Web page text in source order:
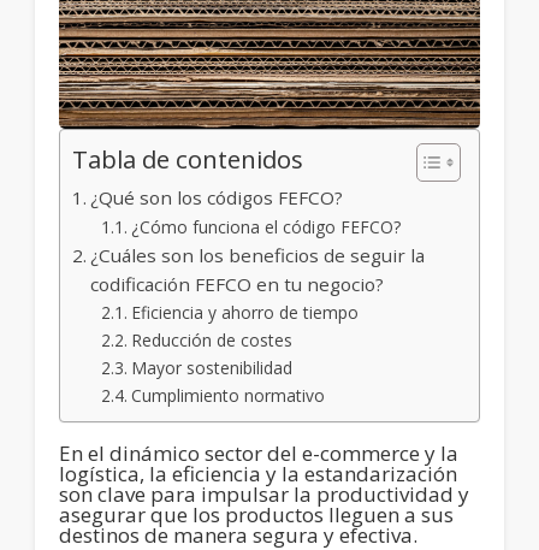
Tabla de contenidos
¿Qué son los códigos FEFCO?
¿Cómo funciona el código FEFCO?
¿Cuáles son los beneficios de seguir la
codificación FEFCO en tu negocio?
Eficiencia y ahorro de tiempo
Reducción de costes
Mayor sostenibilidad
Cumplimiento normativo
En el dinámico sector del e-commerce y la
logística, la eficiencia y la estandarización
son clave para impulsar la productividad y
asegurar que los productos lleguen a sus
destinos de manera segura y efectiva.